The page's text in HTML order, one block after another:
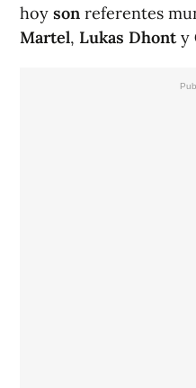
hoy son referentes
Martel, Lukas Dhonty